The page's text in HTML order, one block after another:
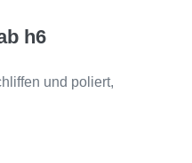
h6
und poliert,